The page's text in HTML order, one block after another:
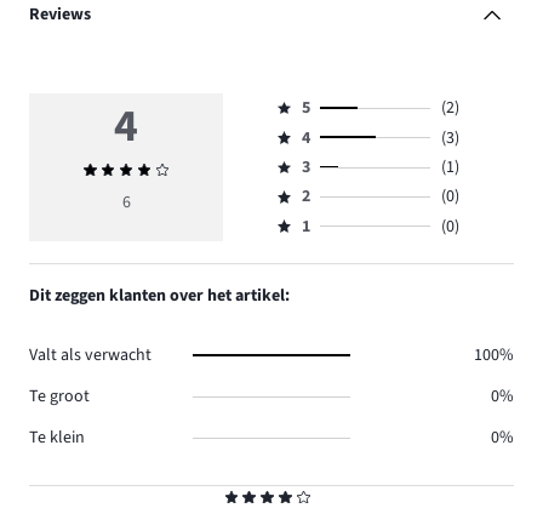
Reviews
4
Gemiddelde
beoordeling
6
Beoordeling
5,
aantal
reviews
2.
5
(2)
Beoordeling
4,
aantal
reviews
4
(3)
Beoordeling
3,
aantal
3
(1)
Beoordeling
2,
0.
2
(0)
Beoordeling
1,
aantal
reviews
1 (0)
Dit zeggen klanten over het artikel:
Valt als verwacht
100%
Te groot
0%
Te klein
0%